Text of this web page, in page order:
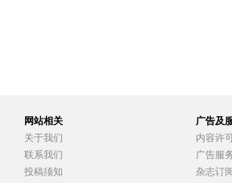
网站相关
关于我们
联系我们
投稿须知
广告及
内容许
广告服
杂志订